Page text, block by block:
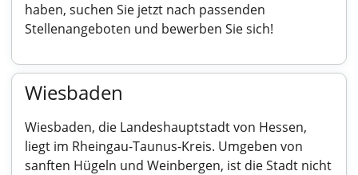
haben, suchen Sie jetzt nach passenden
Stellenangeboten und bewerben Sie sich!
Wiesbaden
Wiesbaden, die Landeshauptstadt von Hessen,
liegt im Rheingau-Taunus-Kreis. Umgeben von
sanften Hügeln und Weinbergen, ist die Stadt nicht